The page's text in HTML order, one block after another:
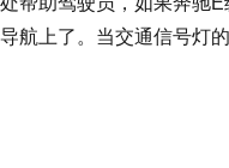
航上了。当交通信号灯